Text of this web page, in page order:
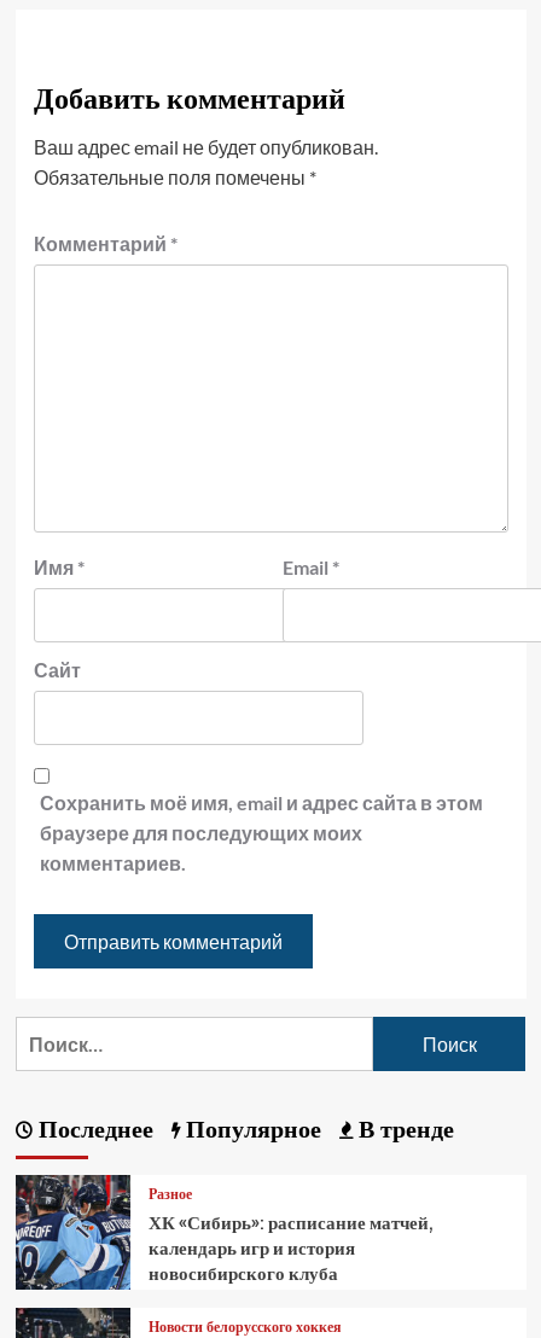
Добавить комментарий
Ваш адрес email не будет опубликован.
Обязательные поля помечены *
Комментарий *
Имя * Email *
Сайт
Сохранить моё имя, email и адрес сайта в этом
браузере для последующих моих
комментариев.
Последнее Популярное В тренде
Разное
ХК «Сибирь»: расписание матчей,
календарь игр и история
новосибирского клуба
Новости белорусского хоккея